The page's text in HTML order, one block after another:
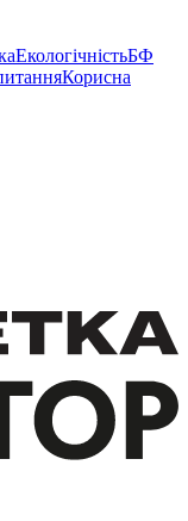
ЕкологічністьБФ
Корисна